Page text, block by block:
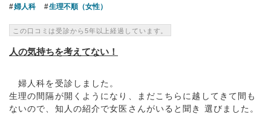
婦人科 生理不順（女性）
この口コミは受診から5年以上経過しています。
人の気持ちを考えてない！
婦人科を受診しました。
生理の間隔が開くようになり、まだこちらに越してきて間も
ないので、知人の紹介で女医さんがいると聞き 選びました。